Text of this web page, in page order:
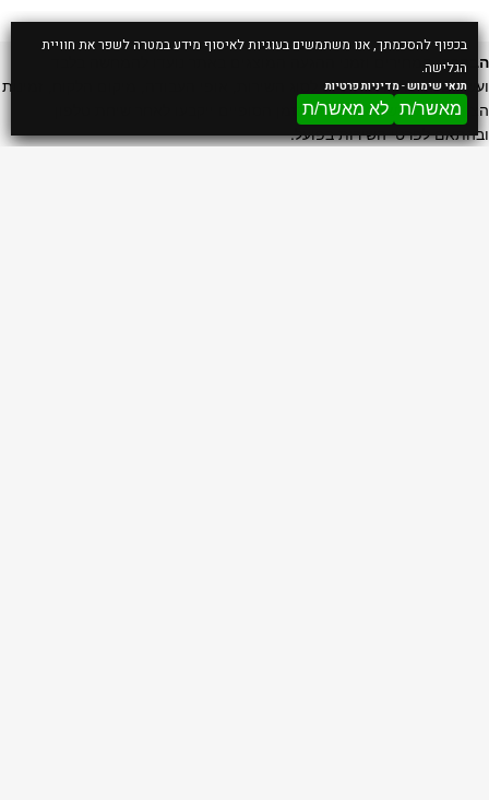
בכפוף להסכמתך, אנו משתמשים בעוגיות לאיסוף מידע במטרה לשפר את חוויית
הגלישה.
תנאי שימוש-מדיניות פרטיות
מאשר/ת לא מאשר/ת
הבהרה:המחירים וזמני ההגעה המוצגים באתר נועדו להמחשה בלבד
ועשויים להשתנות בהתאם לסוג השירות, אופי העבודה, מיקום הלקוח, זמינות
הצוות ותנאי השטח. המחיר והזמן הסופיים ייקבעו לאחר שיחת טלפון
ובהתאם לפרטי השירות בפועל.